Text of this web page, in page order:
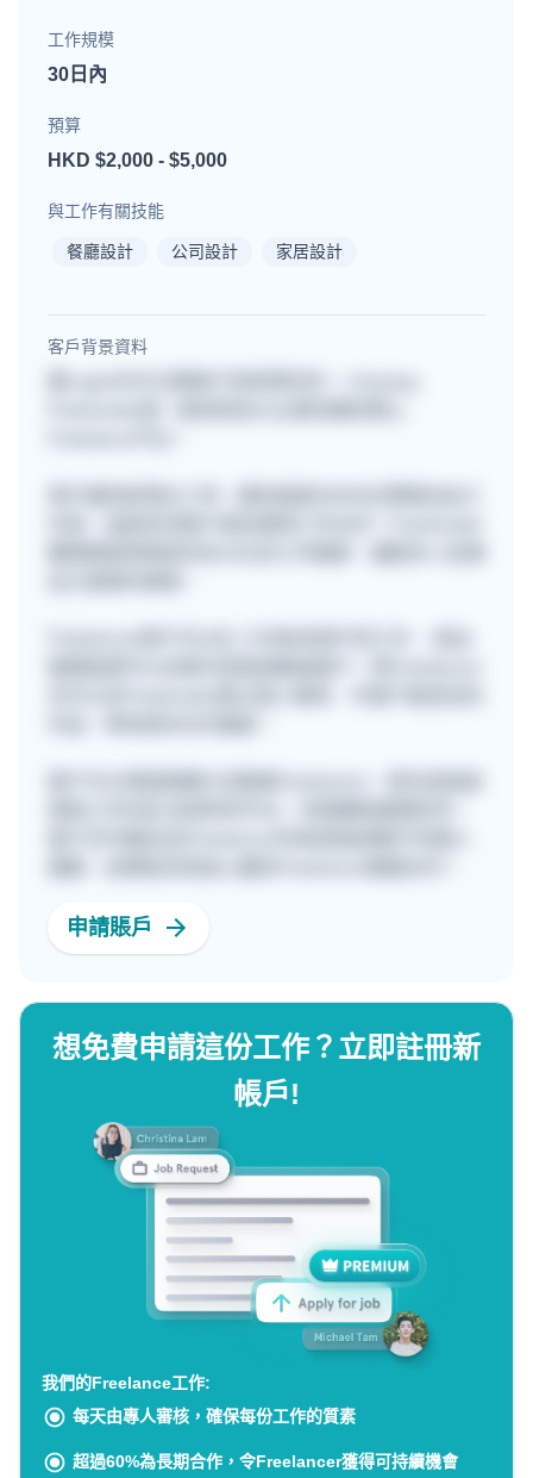
工作規模
30日內
預算
HKD $2,000 - $5,000
與工作有關技能
餐廳設計 公司設計 家居設計
客戶背景資料
申請賬戶
想免費申請這份工作？立即註冊新
帳戶!
我們的Freelance工作:
每天由專人審核，確保每份工作的質素
超過60%為長期合作，令Freelancer獲得可持續機會